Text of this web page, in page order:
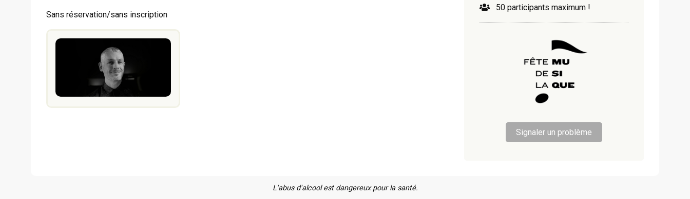
Sans réservation/sans inscription
50 participants maximum !
Signaler un problème
L'abus d'alcool est dangereux pour la santé.